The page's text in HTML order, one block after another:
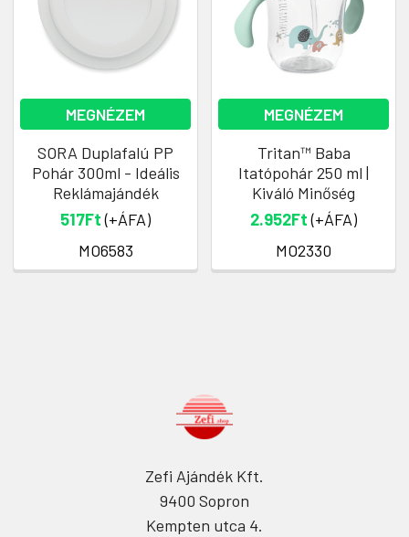
MEGNÉZEM
SORA Duplafalú PP
Pohár 300ml - Ideális
Reklámajándék
517Ft(+ÁFA)
MO6583
MEGNÉZEM
Tritan™ Baba
Itatópohár 250 ml |
Kiváló Minőség
2.952Ft(+ÁFA)
MO2330
Zefi Ajándék Kft.
9400 Sopron
Kempten utca 4.